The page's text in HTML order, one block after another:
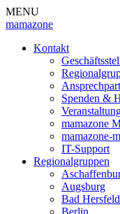
MENU
mamazone
Kontakt
Spenden &
mamazone
mamazone-
IT-Support
Regionalgruppen
Augsburg
Bad Hersfeld
Berlin